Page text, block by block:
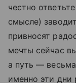
честно
смысле)
привносят
мечты сейчас
а путь —
именно эти дни